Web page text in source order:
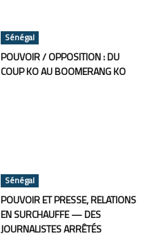
Sénégal
POUVOIR / OPPOSITION : DU
COUP KO AU BOOMERANG KO
Sénégal
POUVOIR ET PRESSE, RELATIONS
EN SURCHAUFFE — DES
JOURNALISTES ARRÊTÉS